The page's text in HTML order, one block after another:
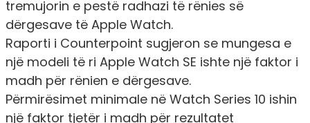
tremujorin e pestë radhazi të rënies së
dërgesave të Apple Watch.
Raporti i Counterpoint sugjeron se mungesa e
një modeli të ri Apple Watch SE ishte një faktor i
madh për rënien e dërgesave.
Përmirësimet minimale në Watch Series 10 ishin
një faktor tjetër i madh për rezultatet